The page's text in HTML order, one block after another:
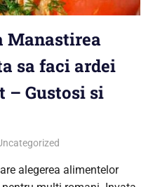
Manastirea
sa faci ardei
– Gustosi si
alegerea alimentelor